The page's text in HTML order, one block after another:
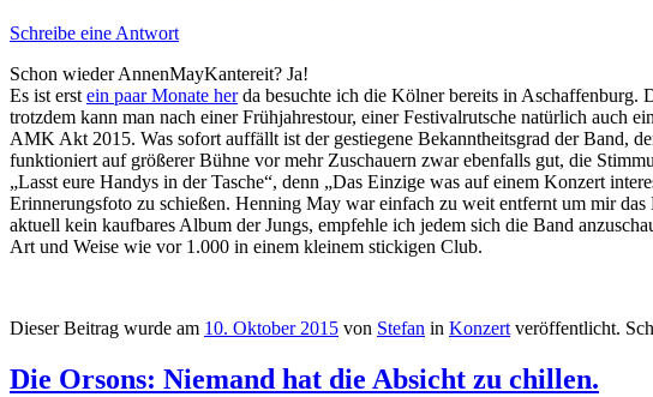
Schreibe eine Antwort
Schon wieder AnnenMayKantereit? Ja!
Es ist erstein paar Monate herda besuchte ich die Kölner bereits in Aschaffenburg.
trotzdem kann man nach einer Frühjahrestour, einer Festivalrutsche natürlich auch
AMK Akt 2015. Was sofort auffällt ist der gestiegene Bekanntheitsgrad der Band,
funktioniert auf größerer Bühne vor mehr Zuschauern zwar ebenfalls gut, die
„Lasst eure Handys in der Tasche“, denn „Das Einzige was auf einem Konzert
Erinnerungsfoto zu schießen. Henning May war einfach zu weit entfernt um mir
aktuell kein kaufbares Album der Jungs, empfehle ich jedem sich die Band
Art und Weise wie vor 1.000 in einem kleinem stickigen Club.
Dieser Beitrag wurde am 10. Oktober 2015 von Stefan in Konzertveröffentlicht.
Die Orsons: Niemand hat die Absicht zu chillen.